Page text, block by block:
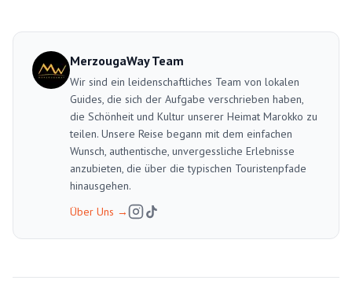
MerzougaWay Team
Wir sind ein leidenschaftliches Team von lokalen
Guides, die sich der Aufgabe verschrieben haben,
die Schönheit und Kultur unserer Heimat Marokko zu
teilen. Unsere Reise begann mit dem einfachen
Wunsch, authentische, unvergessliche Erlebnisse
anzubieten, die über die typischen Touristenpfade
hinausgehen.
Über Uns →